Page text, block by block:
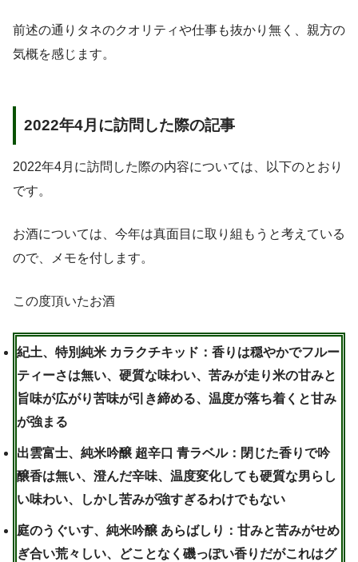
前述の通りタネのクオリティや仕事も抜かり無く、親方の
気概を感じます。
2022年4月に訪問した際の記事
2022年4月に訪問した際の内容については、以下のとおり
です。
お酒については、今年は真面目に取り組もうと考えている
ので、メモを付します。
この度頂いたお酒
紀土、特別純米 カラクチキッド：香りは穏やかでフルー
ティーさは無い、硬質な味わい、苦みが走り米の甘みと
旨味が広がり苦味が引き締める、温度が落ち着くと甘み
が強まる
出雲富士、純米吟醸 超辛口 青ラベル：閉じた香りで吟
醸香は無い、澄んだ辛味、温度変化しても硬質な男らし
い味わい、しかし苦みが強すぎるわけでもない
庭のうぐいす、純米吟醸 あらばしり：甘みと苦みがせめ
ぎ合い荒々しい、どことなく磯っぽい香りだがこれはグ